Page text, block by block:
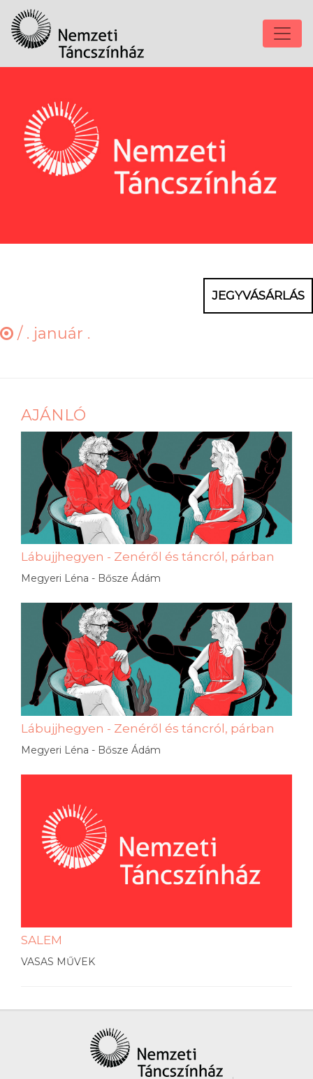
JEGYVÁSÁRLÁS
/ . január .
AJÁNLÓ
Lábujjhegyen - Zenéről és táncról, párban
Megyeri Léna - Bősze Ádám
Lábujjhegyen - Zenéről és táncról, párban
Megyeri Léna - Bősze Ádám
SALEM
VASAS MŰVEK